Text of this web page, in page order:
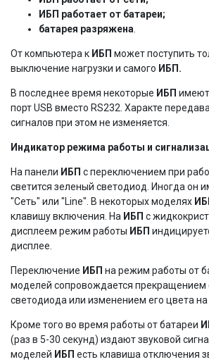
ИБП работает от батареи;
батарея разряжена
От компьютера к ИБП может поступить
выключение нагрузки и самого ИБП.
В последнее время некоторые ИБП
порт USB вместо RS232. Характе
сигналов при этом не изменяется.
Индикатор режима работы и
На панели ИБП с переключением при
светится зеленый светодиод. Иногда он
"Сеть" или "Line". В некоторых моделях
клавишу включения. На ИБП с
дисплеем режим работы ИБП
дисплее.
Переключение ИБП на режим работы от
моделей сопровождается прекращением
светодиода или изменением его цвета на
Кроме того во время работы от батареи
(раз в 5-30 секунд) издают звуковой
моделей ИБП есть клавиша отключения